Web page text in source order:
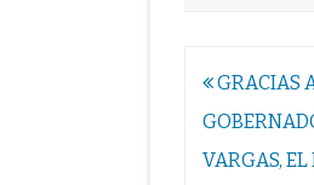
de
entradas
GRACIAS
VARGAS,